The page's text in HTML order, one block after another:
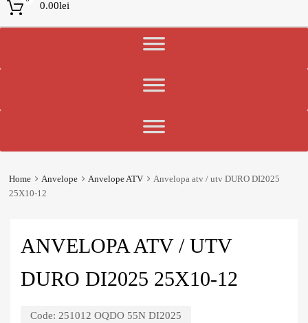
0.00lei
Home Anvelope Anvelope ATV
Anvelopa atv / utv DURO DI2025
25X10-12
ANVELOPA ATV / UTV
DURO DI2025 25X10-12
Code: 251012 OQDO 55N DI2025